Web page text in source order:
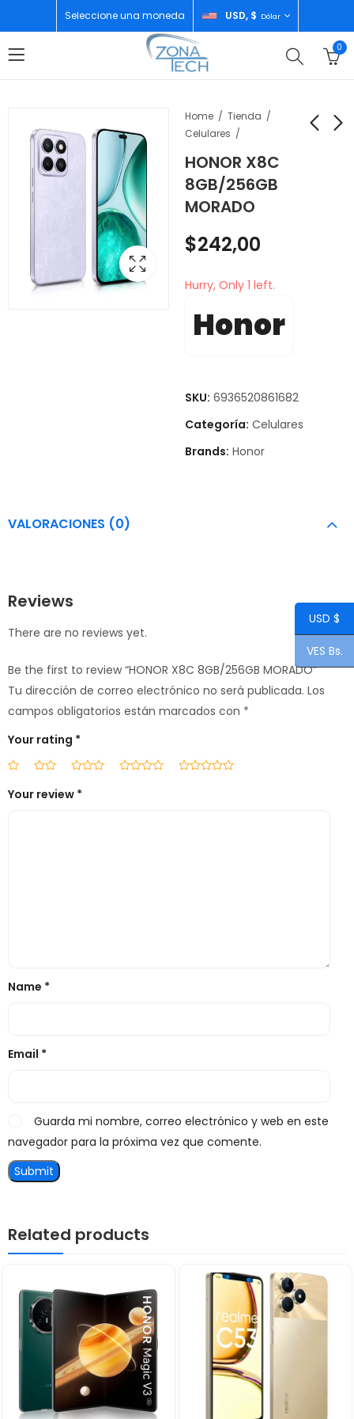
Seleccione una moneda USD, $ Dólar
0
Home
Tienda
Celulares
HONOR X8C
8GB/256GB
MORADO
HONOR X8B
8GB/256GB
MIDNIGHT BLACK
$234,00
8GB/256GB BLACK
$242,00
$242,00
Hurry, Only 1 left.
Honor
SKU: 6936520861682
Categoría: Celulares
Brands: Honor
VALORACIONES (0)
Reviews
There are no reviews yet.
Be the first to review “HONOR X8C 8GB/256GB MORADO”
Tu dirección de correo electrónico no será publicada. Los
campos obligatorios están marcados con *
Your rating *
Your review *
Name *
Email *
Guarda mi nombre, correo electrónico y web en este
navegador para la próxima vez que comente.
Related products
USD $
VES Bs.